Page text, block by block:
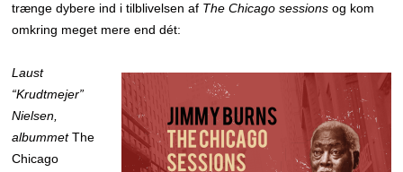
trænge dybere ind i tilblivelsen af The Chicago sessions og kom
omkring meget mere end dét:
Laust
“Krudtmejer”
Nielsen,
albummetThe
Chicago